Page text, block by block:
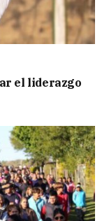
el liderazgo